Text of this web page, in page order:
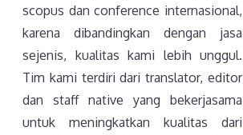
scopus dan conference internasional,
karena dibandingkan dengan jasa
sejenis, kualitas kami lebih unggul.
Tim kami terdiri dari translator, editor
dan staff native yang bekerjasama
untuk meningkatkan kualitas dari